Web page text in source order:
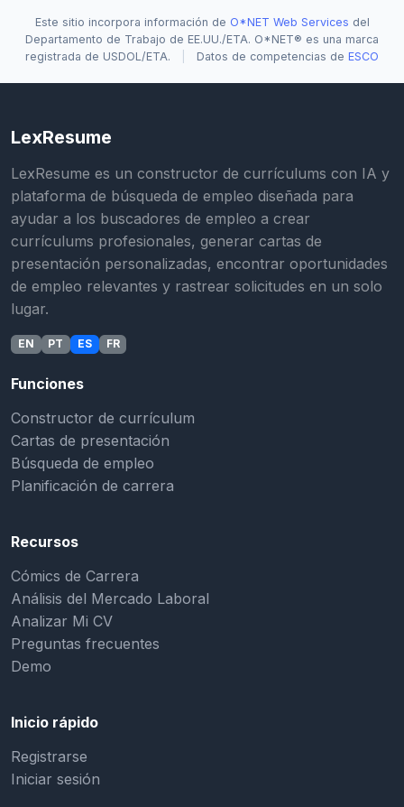
Este sitio incorpora información de O*NET Web Services del
Departamento de Trabajo de EE.UU./ETA. O*NET® es una marca
registrada de USDOL/ETA.
Datos de competencias de ESCO
LexResume
LexResume es un constructor de currículums con IA y
plataforma de búsqueda de empleo diseñada para
ayudar a los buscadores de empleo a crear
currículums profesionales, generar cartas de
presentación personalizadas, encontrar oportunidades
de empleo relevantes y rastrear solicitudes en un solo
lugar.
EN PT ES FR
Funciones
Constructor de currículum
Cartas de presentación
Búsqueda de empleo
Planificación de carrera
Recursos
Cómics de Carrera
Análisis del Mercado Laboral
Analizar Mi CV
Preguntas frecuentes
Demo
Inicio rápido
Registrarse
Iniciar sesión